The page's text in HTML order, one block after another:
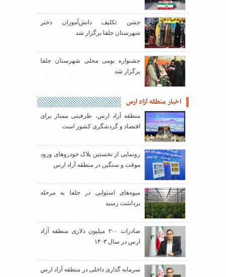
جشن تکلیف دانش‌آموزان دختر
شهرستان جلفا برگزار شد
جشنواره بومی محلی شهرستان جلفا
برگزار شد
اخبار منطقه آزاد ارس
منطقه آزاد ارس، ظرفیتی ممتاز برای
اقتصاد و گردشگری کشور است
رونمایی از نخستین پلاک خودروهای ورود
موقت و سنگین در منطقه آزاد ارس
میوه‌های استوایی در جلفا به مرحله
برداشت رسید
صادرات ۲۰۰ میلیون دلاری منطقه آزاد
ارس در سال ۱۴۰۳
سرمایه گذاری داخلی در منطقه آزاد ارس